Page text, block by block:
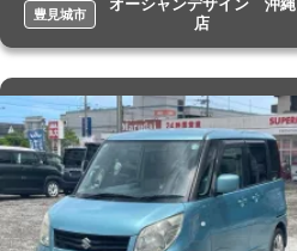
豊見城市
オーシャンデザイン 沖縄
店